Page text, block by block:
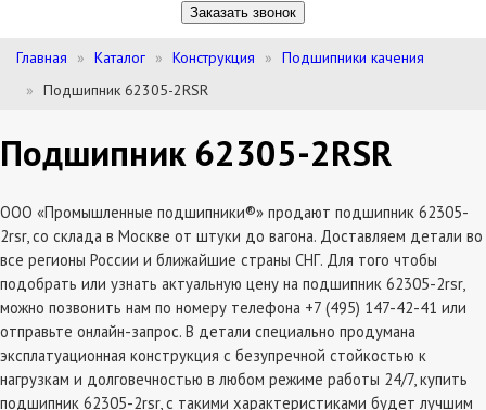
Заказать звонок
Главная Каталог Конструкция
Подшипники качения
Подшипник 62305-2RSR
Подшипник 62305-2RSR
ООО «Промышленные подшипники®» продают подшипник 62305-
2rsr, со склада в Москве от штуки до вагона. Доставляем детали во
все регионы России и ближайшие страны СНГ. Для того чтобы
подобрать или узнать актуальную цену на подшипник 62305-2rsr,
можно позвонить нам по номеру телефона +7 (495) 147-42-41 или
отправьте онлайн-запрос. В детали специально продумана
эксплатуационная конструкция с безупречной стойкостью к
нагрузкам и долговечностью в любом режиме работы 24/7, купить
подшипник 62305-2rsr, с такими характеристиками будет лучшим